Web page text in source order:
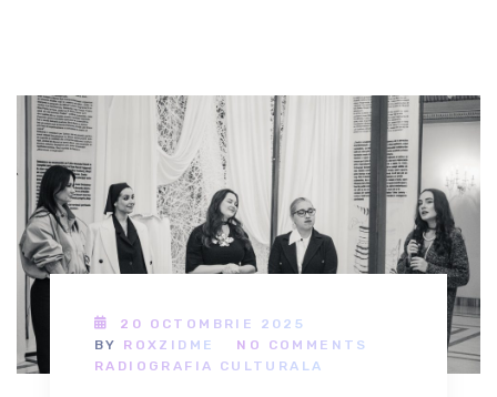
20 OCTOMBRIE 2025
BY ROXZIDME
NO COMMENTS
RADIOGRAFIA CULTURALA